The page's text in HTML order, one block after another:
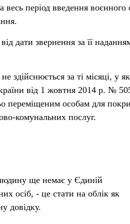
період введення воєнного
дати звернення за її
здійснюється за ті місяці, у
від 1 жовтня 2014 р. №
переміщеним особам для
комунальних послуг.
ще немає у Єдиній
осіб, - це стати на облік як
довідку.